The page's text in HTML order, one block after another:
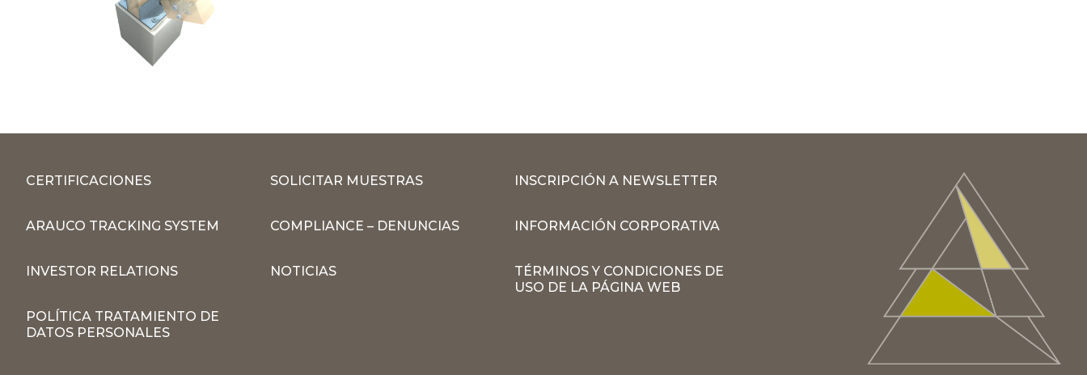
CERTIFICACIONES SOLICITAR MUESTRAS INSCRIPCIÓN A NEWSLETTER
ARAUCO TRACKING SYSTEM COMPLIANCE – DENUNCIAS INFORMACIÓN CORPORATIVA
INVESTOR RELATIONS NOTICIAS
TÉRMINOS Y CONDICIONES DE
USO DE LA PÁGINA WEB
POLÍTICA TRATAMIENTO DE
DATOS PERSONALES